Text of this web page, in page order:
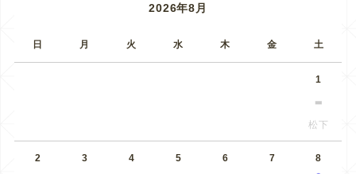
2026年8月
日 月 火 水 木 金 土
1
松下
2 3 4 5 6 7 8